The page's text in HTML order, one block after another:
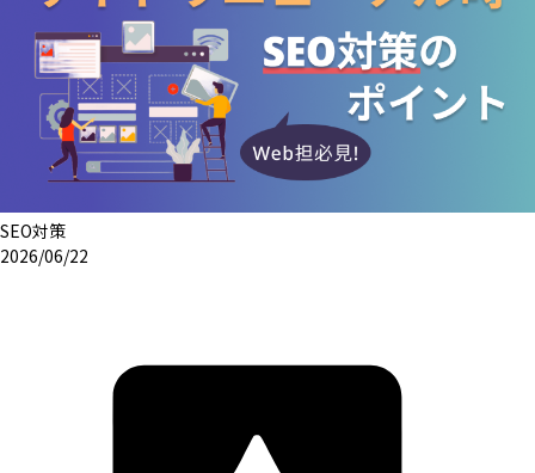
SEO対策
2026/06/22